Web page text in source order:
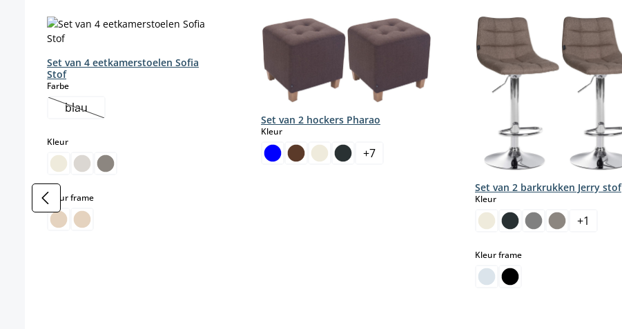
Set van 4 eetkamerstoelen Sofia
Stof
Farbeselect
blau(Deze optie is momenteel niet beschikbaar.)
Kleurselect
Kleur frameselect
Set van 2 hockers Pharao
Kleurselect
+7
Set van 2 barkrukken Jerry stof
Kleurselect
+1
Kleur frameselect